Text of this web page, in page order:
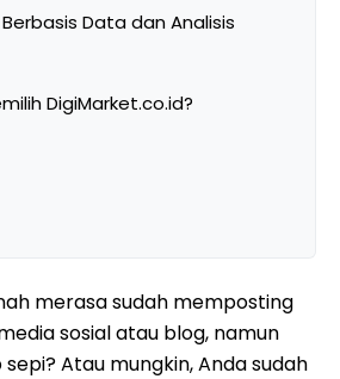
Data dan Analisis
DigiMarket.co.id?
merasa sudah memposting
sosial atau blog, namun
Atau mungkin, Anda sudah